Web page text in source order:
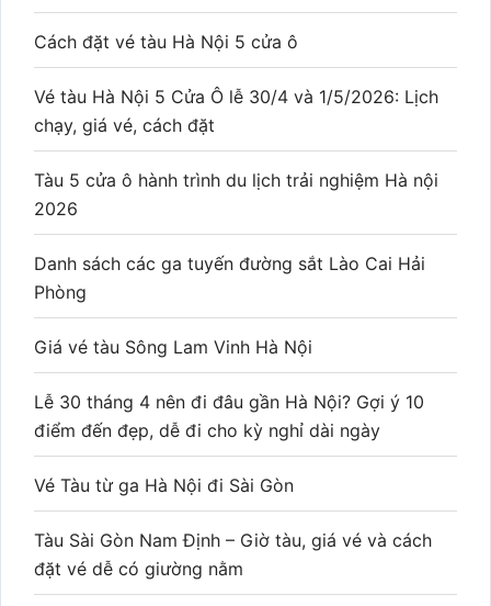
Cách đặt vé tàu Hà Nội 5 cửa ô
Vé tàu Hà Nội 5 Cửa Ô lễ 30/4 và 1/5/2026: Lịch
chạy, giá vé, cách đặt
Tàu 5 cửa ô hành trình du lịch trải nghiệm Hà nội
2026
Danh sách các ga tuyến đường sắt Lào Cai Hải
Phòng
Giá vé tàu Sông Lam Vinh Hà Nội
Lễ 30 tháng 4 nên đi đâu gần Hà Nội? Gợi ý 10
điểm đến đẹp, dễ đi cho kỳ nghỉ dài ngày
Vé Tàu từ ga Hà Nội đi Sài Gòn
Tàu Sài Gòn Nam Định – Giờ tàu, giá vé và cách
đặt vé dễ có giường nằm